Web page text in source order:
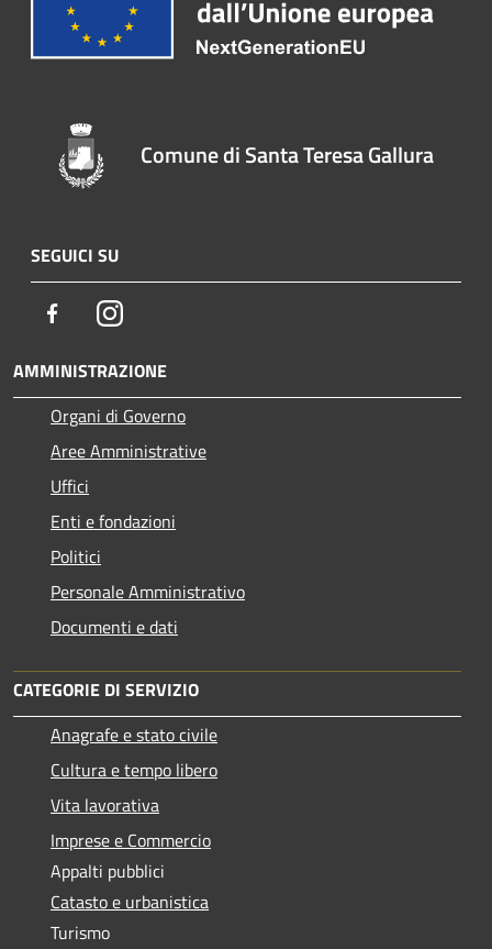
Comune di Santa Teresa Gallura
SEGUICI SU
FacebookInstagram
AMMINISTRAZIONE
Organi di Governo
Aree Amministrative
Uffici
Enti e fondazioni
Politici
Personale Amministrativo
Documenti e dati
CATEGORIE DI SERVIZIO
Anagrafe e stato civile
Cultura e tempo libero
Vita lavorativa
Imprese e Commercio
Appalti pubblici
Catasto e urbanistica
Turismo